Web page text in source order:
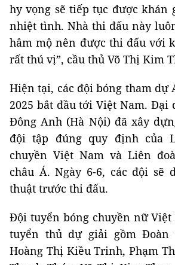
hy vọng sẽ tiếp tục được khán
nhiệt tình. Nhà thi đấu này
hâm mộ nên được thi đấu với
rất thú vị”, cầu thủ Võ Thị Kim
Hiện tại, các đội bóng tham dự
2025 bắt đầu tới Việt Nam. Đại
Đông Anh (Hà Nội) đã xây
đội tập đúng quy định của
chuyền Việt Nam và Liên
châu Á. Ngày 6-6, các đội sẽ
thuật trước thi đấu.
Đội tuyển bóng chuyền nữ
tuyển thủ dự giải gồm Đoàn
Hoàng Thị Kiều Trinh, Phạm